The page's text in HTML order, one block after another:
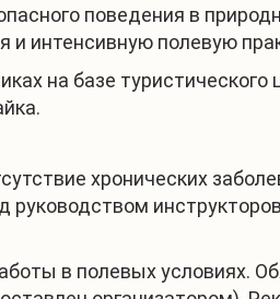
поведения в
и интенсивную полевую
на базе
хронических
руководством
в полевых условиях.